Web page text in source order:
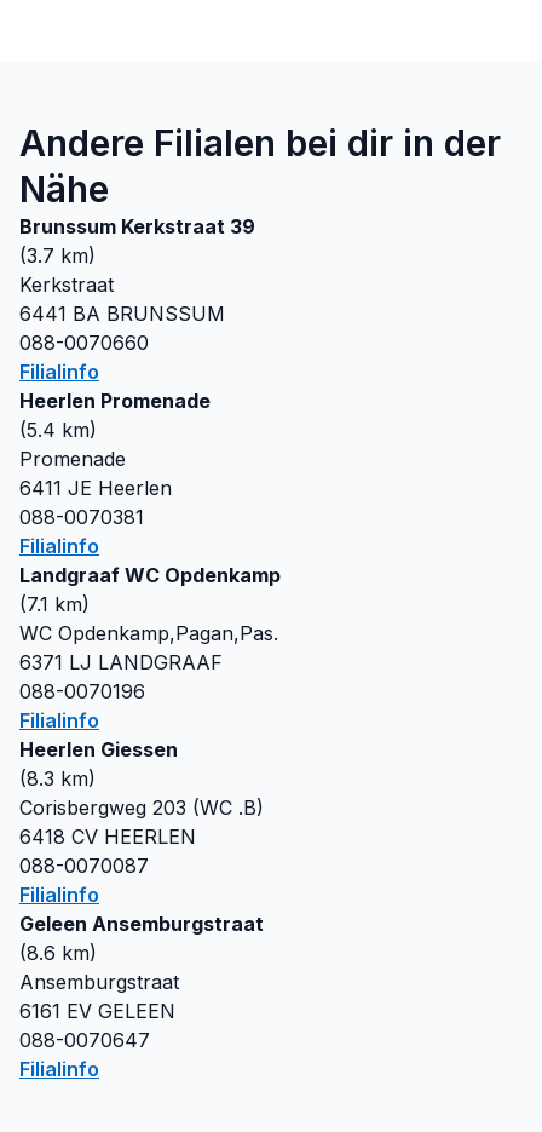
Andere Filialen bei dir in der
Nähe
Brunssum Kerkstraat 39
(3.7 km)
Kerkstraat
6441 BA BRUNSSUM
088-0070660
Filialinfo
Heerlen Promenade
(5.4 km)
Promenade
6411 JE Heerlen
088-0070381
Filialinfo
Landgraaf WC Opdenkamp
(7.1 km)
WC Opdenkamp,Pagan,Pas.
6371 LJ LANDGRAAF
088-0070196
Filialinfo
Heerlen Giessen
(8.3 km)
Corisbergweg 203 (WC .B)
6418 CV HEERLEN
088-0070087
Filialinfo
Geleen Ansemburgstraat
(8.6 km)
Ansemburgstraat
6161 EV GELEEN
088-0070647
Filialinfo